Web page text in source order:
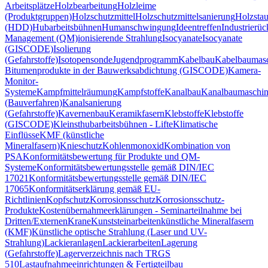
ArbeitsplätzeHolzbearbeitungHolzleime
(Produktgruppen)HolzschutzmittelHolzschutzmittelsanierung
(HDD)HubarbeitsbühnenHumanschwingungIdeentreffen
Management (QM)ionisierende StrahlungIsocyanateIsocyanate
(GISCODE)Isolierung
(Gefahrstoffe)IsotopensondeJugendprogrammKabelbau
Bitumenprodukte in der Bauwerksabdichtung (GISCODE)Kamera-
Monitor-
SystemeKampfmittelräumungKampfstoffeKanalbau
(Bauverfahren)Kanalsanierung
(Gefahrstoffe)KavernenbauKeramikfasernKlebstoffeKlebstoffe
(GISCODE)Kleinsthubarbeitsbühnen - LifteKlimatische
EinflüsseKMF (künstliche
Mineralfasern)KnieschutzKohlenmonoxidKombination von
PSAKonformitätsbewertung für Produkte und QM-
SystemeKonformitätsbewertungsstelle gemäß DIN/IEC
17021Konformitätsbewertungsstelle gemäß DIN/IEC
17065Konformitätserklärung gemäß EU-
RichtlinienKopfschutzKorrosionsschutzKorrosionsschutz-
ProdukteKostenübernahmeerklärungen - Seminarteilnahme bei
Dritten/ExternenKraneKunststeinarbeitenkünstliche Mineralfasern
(KMF)Künstliche optische Strahlung (Laser und UV-
Strahlung)LackieranlagenLackierarbeitenLagerung
(Gefahrstoffe)Lagerverzeichnis nach TRGS
510Lastaufnahmeeinrichtungen & Fertigteilbau